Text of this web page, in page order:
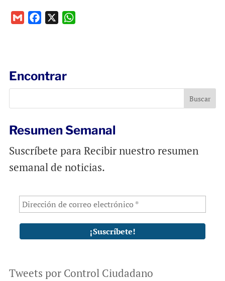
o
k
p
Encontrar
Resumen Semanal
Suscríbete para Recibir nuestro resumen
semanal de noticias.
Tweets por Control Ciudadano